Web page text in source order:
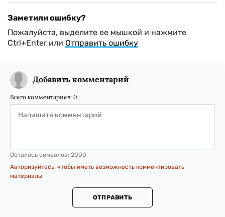
Заметили ошибку?
Пожалуйста, выделите ее мышкой и нажмите
Ctrl+Enter или Отправить ошибку
Добавить комментарий
Всего комментариев: 0
Осталось символов: 2000
Авторизуйтесь, чтобы иметь возможность комментировать
материалы
ОТПРАВИТЬ